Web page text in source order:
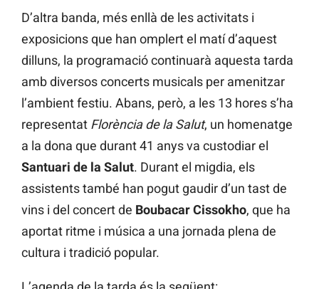
D’altra banda, més enllà de les activitats i
exposicions que han omplert el matí d’aquest
dilluns, la programació continuarà aquesta tarda
amb diversos concerts musicals per amenitzar
l’ambient festiu. Abans, però, a les 13 hores s’ha
representat Florència de la Salut, un homenatge
a la dona que durant 41 anys va custodiar el
Santuari de la Salut. Durant el migdia, els
assistents també han pogut gaudir d’un tast de
vins i del concert de Boubacar Cissokho, que ha
aportat ritme i música a una jornada plena de
cultura i tradició popular.